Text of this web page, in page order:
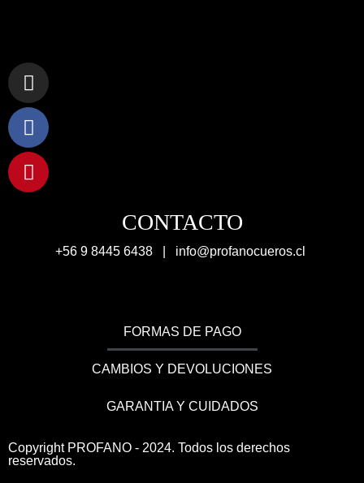
CONTACTO
+56 9 8445 6438 | info@profanocueros.cl
FORMAS DE PAGO
CAMBIOS Y DEVOLUCIONES
GARANTIA Y CUIDADOS
Copyright PROFANO - 2024. Todos los derechos
reservados.